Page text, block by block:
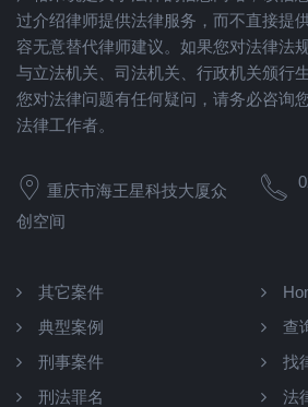
过介绍律师提供法律服务，而不直接提
容无意替代律师建议。如果您对法律法
与立法机关、司法机关、行政机关颁行
您对法律问题有任何疑问，请务必咨询
法律工作者。
重庆市海王星科技大厦众
创空间
其它案件
典型案例
刑事案件
刑法罪名
查
找
法